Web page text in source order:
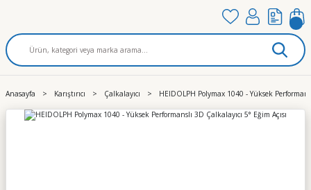
Anasayfa Karıştırıcı Çalkalayıcı HEIDOLPH Polymax 1040 - Yüksek